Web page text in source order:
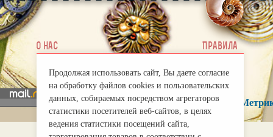
О нас |
Правила
Продолжая использовать сайт, Вы даете согласие
на обработку файлов cookies и пользовательских
данных, собираемых посредством агрегаторов
статистики посетителей веб-сайтов, в целях
ведения статистики посещений сайта,